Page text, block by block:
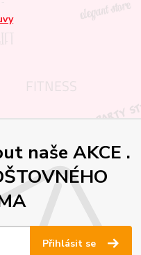
naše AKCE .
Přihlásit se